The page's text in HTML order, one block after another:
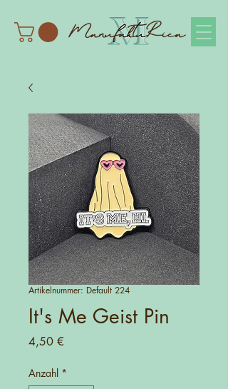
Artikelnummer: Default 224
It's Me Geist Pin
4,50 €
Anzahl *